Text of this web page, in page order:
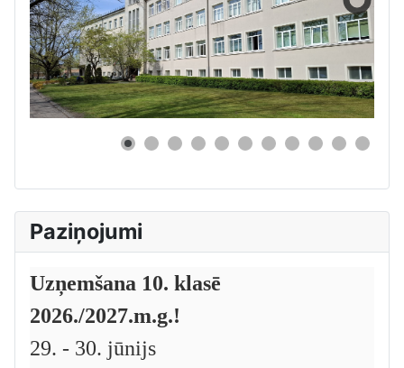
Paziņojumi
Uzņemšana 10. klasē
2026./2027.m.g.!
29. - 30. jūnijs